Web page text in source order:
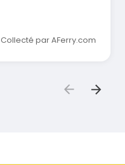
Collecté par AFerry.com